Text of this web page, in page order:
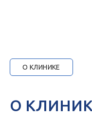
О КЛИНИКЕ
О